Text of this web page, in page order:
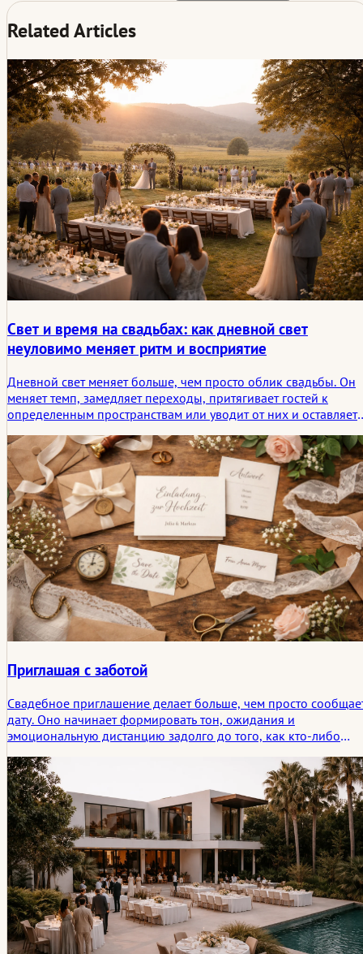
Related Articles
Свет и время на свадьбах: как дневной свет
неуловимо меняет ритм и восприятие
Дневной свет меняет больше, чем просто облик свадьбы. Он
меняет темп, замедляет переходы, притягивает гостей к
определенным пространствам или уводит от них и оставляет
Приглашая с заботой
Свадебное приглашение делает больше, чем просто
дату. Оно начинает формировать тон, ожидания и
эмоциональную дистанцию задолго до того, как кто-либо
первый тихий порог свадьбы, где ясность, сдержанность и то,
что остается невысказанным, начинают выполнять свою
работу.